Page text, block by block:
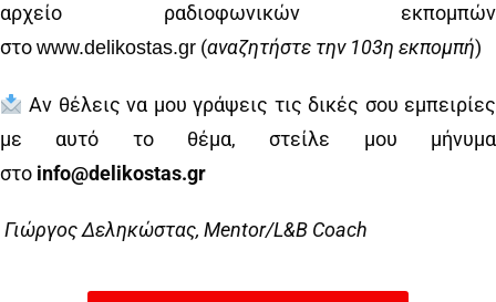
αρχείο ραδιοφωνικών εκπομπών
στο www.delikostas.gr (αναζητήστε την 103η εκπομπή)
Αν θέλεις να μου γράψεις τις δικές σου εμπειρίες
με αυτό το θέμα, στείλε μου μήνυμα
στο info@delikostas.gr
Γιώργος Δεληκώστας, Mentor/L&B Coach